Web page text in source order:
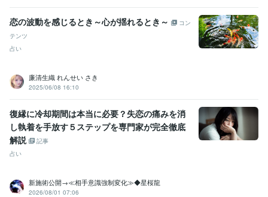
恋の波動を感じるとき～心が揺れるとき～
コン
テンツ
占い
廉清生織 れんせい さき
2025/06/08 16:10
復縁に冷却期間は本当に必要？失恋の痛みを消
し執着を手放す５ステップを専門家が完全徹底
解説
記事
占い
新施術公開→≪相手意識強制変化≫◆星桜龍
2026/08/01 07:06